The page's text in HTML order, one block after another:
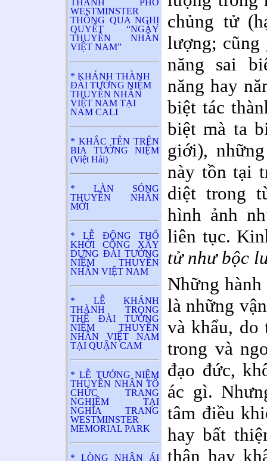
WESTMINSTER
THÔNG QUA NGHỊ
QUYẾT “NGÀY
THUYỀN NHÂN
VIỆT NAM”
* KHÁNH THÀNH
ĐÀI TƯỞNG NIỆM
THUYỀN NHÂN
VIỆT NAM TẠI
NAM CALI
* KHẮC TÊN TRÊN
BIA TƯỞNG NIỆM
(Việt Hải)
* LÀN SÓNG
THUYỀN NHÂN
MỚI
* LỄ ĐỘNG THỔ
KHỞI CÔNG XÂY
DỰNG ĐÀI TƯỞNG
NIỆM THUYỀN
NHÂN VIỆT NAM
* LỄ KHÁNH
THÀNH TRỌNG
THỂ ĐÀI TƯỞNG
NIỆM THUYỀN
NHÂN VIỆT NAM
TẠI QUẬN CAM
* LỄ TƯỞNG NIỆM
THUYỀN NHÂN TỔ
CHỨC TRANG
NGHIÊM TẠI
NGHĨA TRANG
WESTMINSTER
MEMORIAL PARK
* LÒNG NHÂN ÁI
chủng tử
lượng;
năng sai
năng hay
biệt tác
biệt mà ta
giới),
này tồn tại
diệt trong
hình ảnh
liên tục.
tử như bộc
Những
là những
và khẩu, do
trong và
đạo đức,
ác gì.
tâm điều
hay bất
thân hay